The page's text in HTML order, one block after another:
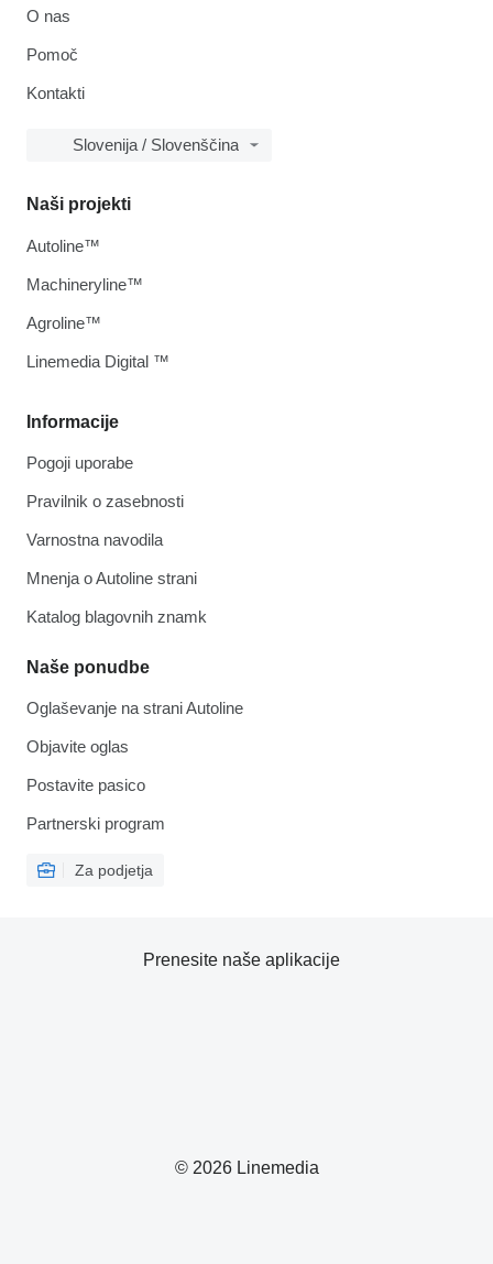
O nas
Pomoč
Kontakti
Slovenija / Slovenščina
Informacije
Pogoji uporabe
Pravilnik o zasebnosti
Varnostna navodila
Mnenja o Autoline strani
Katalog blagovnih znamk
Naše ponudbe
Oglaševanje na strani Autoline
Objavite oglas
Postavite pasico
Partnerski program
Za podjetja
Naši projekti
Autoline™
Machineryline™
Agroline™
Linemedia Digital ™
© 2026 Linemedia
Prenesite naše aplikacije